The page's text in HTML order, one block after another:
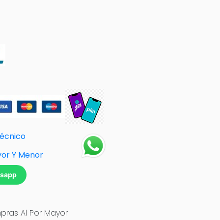
Y Menor
Al Por Mayor